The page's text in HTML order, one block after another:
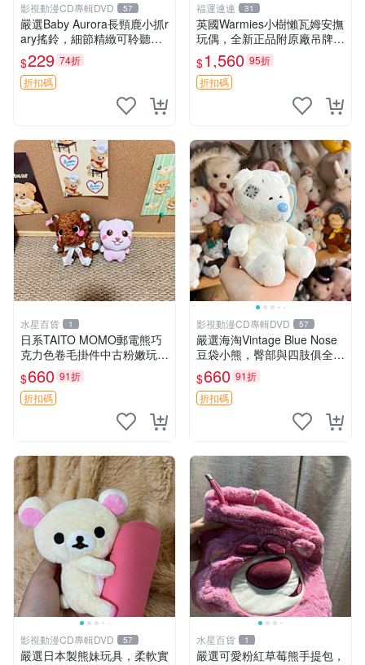
影視動漫CD專輯DVD 57
嚴選Baby Aurora長頸鹿小抓r
ary搖鈴，細節精緻可聆聽清
脆鈴音 軟萌可愛 定制紀念 金
屬搖鈴 新手媽咪推薦 長頸鹿
抓rary 搖鈴
$229 74折
折扣碼
福運連連 31
英國Warmies小樹懶瓦姆安撫
玩偶，全新正品附原廠吊牌與
防塵袋，內藏薰衣草可加熱，
適合各個年齡層，冷暖兩用享
受抱抱樂趣，不容錯過嚴選好
$1,560 95折
折扣碼
水星百貨 1
日系TAITO MOMO郵電熊巧
克力色卷毛掛件中古粉嫩玩偶
微瑕推薦 postpet momo 郵
電熊 中古玩偶
$660 91折
折扣碼
影視動漫CD專輯DVD 57
嚴選海淘Vintage Blue Nose
豆袋小熊，臀部與四肢俱全，
坐高11公分，附原盒與吊牌
收藏。藍鼻子小熊，值得擁有
玩具 憶熊
$660 91折
折扣碼
影視動漫CD專輯DVD 57
嚴選日本製熊妹玩具，柔軟實
水星百貨 1
嚴選可愛粉紅草莓熊手提包，